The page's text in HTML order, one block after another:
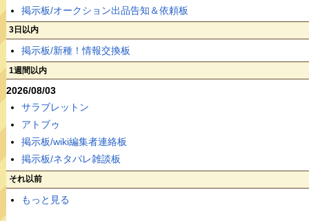
掲示板/オークション出品告知＆依頼板
3日以内
掲示板/新種！情報交換板
1週間以内
2026/08/03
サラブレットン
アトブゥ
掲示板/wiki編集者連絡板
掲示板/ネタバレ雑談板
それ以前
もっと見る